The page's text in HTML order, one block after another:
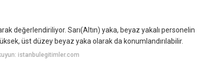
değerlendiriliyor. Sarı(Altın) yaka, beyaz yakalı personelin
üst düzey beyaz yaka olarak da konumlandırılabilir.
istanbulegitimler.com